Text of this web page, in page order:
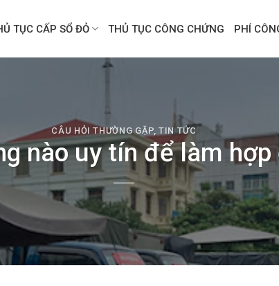
TỤC CẤP SỔ ĐỎ THỦ TỤC CÔNG CHỨNG PHÍ
CÂU HỎI THƯỜNG GẶP,TIN TỨC
nào uy tín để làm